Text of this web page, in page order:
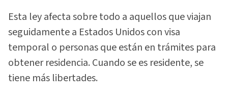
Esta ley afecta sobre todo a aquellos que viajan
seguidamente a Estados Unidos con visa
temporal o personas que están en trámites para
obtener residencia. Cuando se es residente, se
tiene más libertades.